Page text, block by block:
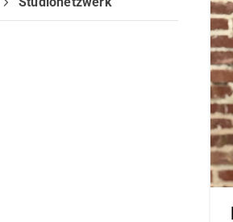
Turbo-Schnecken Lüdenscheid